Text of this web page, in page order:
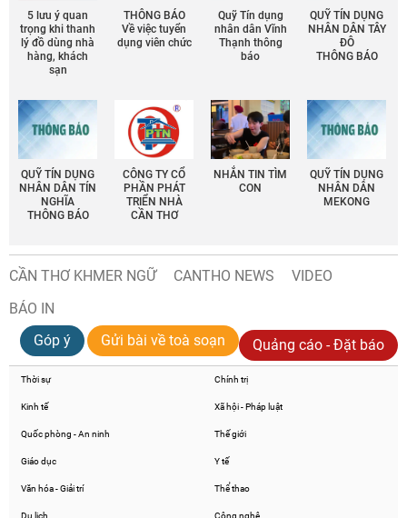
5 lưu ý quan
trọng khi thanh
lý đồ dùng nhà
hàng, khách
sạn
THÔNG BÁO
Về việc tuyển
dụng viên chức
Quỹ Tín dụng
nhân dân Vĩnh
Thạnh thông
báo
QUỸ TÍN DỤNG
NHÂN DÂN TÂY
ĐÔ
THÔNG BÁO
QUỸ TÍN DỤNG
NHÂN DÂN TÍN
NGHĨA
THÔNG BÁO
CÔNG TY CỔ
PHẦN PHÁT
TRIỂN NHÀ
CẦN THƠ
NHẮN TIN TÌM
CON
QUỸ TÍN DỤNG
NHÂN DÂN
MEKONG
CẦN THƠ KHMER NGỮ CANTHO NEWS
VIDEO
BÁO IN
Góp ý
Gửi bài về toà soạn Quảng cáo - Đặt báo
Thời sự Chính trị
Kinh tế Xã hội - Pháp luật
Quốc phòng - An ninh Thế giới
Giáo dục Y tế
Văn hóa - Giải trí Thể thao